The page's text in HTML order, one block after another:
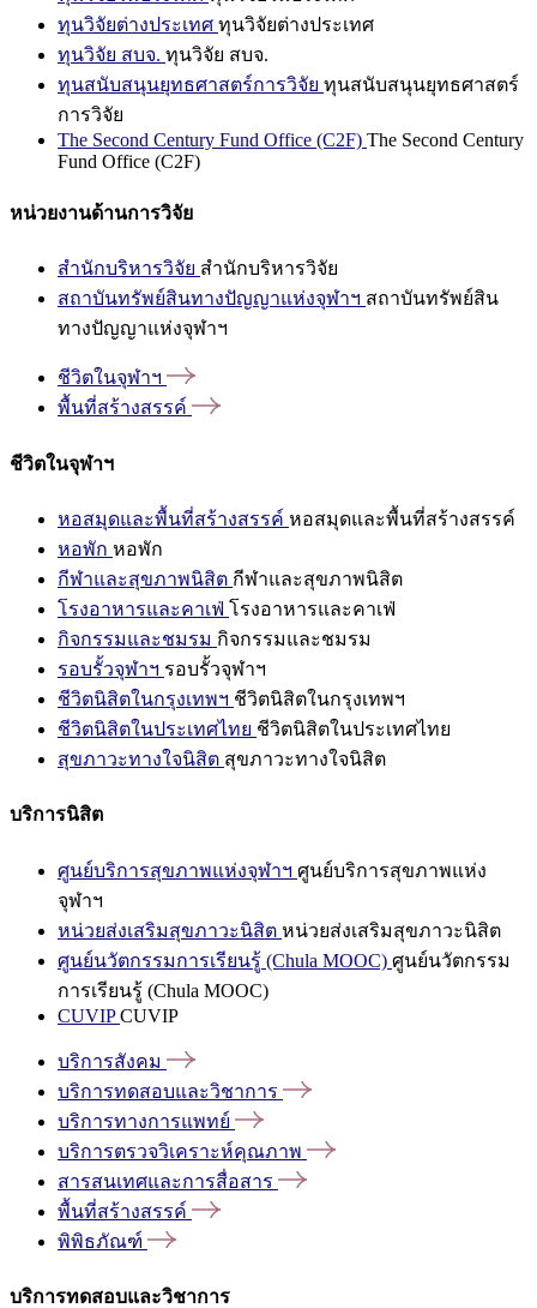
ทุนวิจัยต่างประเทศ ทุนวิจัยต่างประเทศ
ทุนวิจัย สบจ. ทุนวิจัย สบจ.
ทุนสนับสนุนยุทธศาสตร์การวิจัย ทุนสนับสนุนยุทธศาสตร์
การวิจัย
The Second Century Fund Office (C2F) The Second Century
Fund Office (C2F)
หน่วยงานด้านการวิจัย
สำนักบริหารวิจัย สำนักบริหารวิจัย
สถาบันทรัพย์สินทางปัญญาแห่งจุฬาฯ สถาบันทรัพย์สิน
ทางปัญญาแห่งจุฬาฯ
ชีวิตในจุฬาฯ
พื้นที่สร้างสรรค์
ชีวิตในจุฬาฯ
หอสมุดและพื้นที่สร้างสรรค์ หอสมุดและพื้นที่สร้างสรรค์
หอพัก หอพัก
กีฬาและสุขภาพนิสิต กีฬาและสุขภาพนิสิต
โรงอาหารและคาเฟ่ โรงอาหารและคาเฟ่
กิจกรรมและชมรม กิจกรรมและชมรม
รอบรั้วจุฬาฯ รอบรั้วจุฬาฯ
ชีวิตนิสิตในกรุงเทพฯ ชีวิตนิสิตในกรุงเทพฯ
ชีวิตนิสิตในประเทศไทย ชีวิตนิสิตในประเทศไทย
สุขภาวะทางใจนิสิต สุขภาวะทางใจนิสิต
บริการนิสิต
ศูนย์บริการสุขภาพแห่งจุฬาฯ ศูนย์บริการสุขภาพแห่ง
จุฬาฯ
หน่วยส่งเสริมสุขภาวะนิสิต หน่วยส่งเสริมสุขภาวะนิสิต
ศูนย์นวัตกรรมการเรียนรู้ (Chula MOOC) ศูนย์นวัตกรรม
การเรียนรู้ (Chula MOOC)
CUVIPCUVIP
บริการสังคม
บริการทดสอบและวิชาการ
บริการทางการแพทย์
บริการตรวจวิเคราะห์คุณภาพ
สารสนเทศและการสื่อสาร
พื้นที่สร้างสรรค์
พิพิธภัณฑ์
บริการทดสอบและวิชาการ